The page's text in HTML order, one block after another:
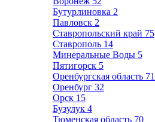
Бутурлиновка 2
Павловск 2
Ставропольский край 75
Ставрополь 14
Минеральные Воды 5
Пятигорск 5
Оренбургская область 71
Оренбург 32
Орск 15
Бузулук 4
Тюменская область 70